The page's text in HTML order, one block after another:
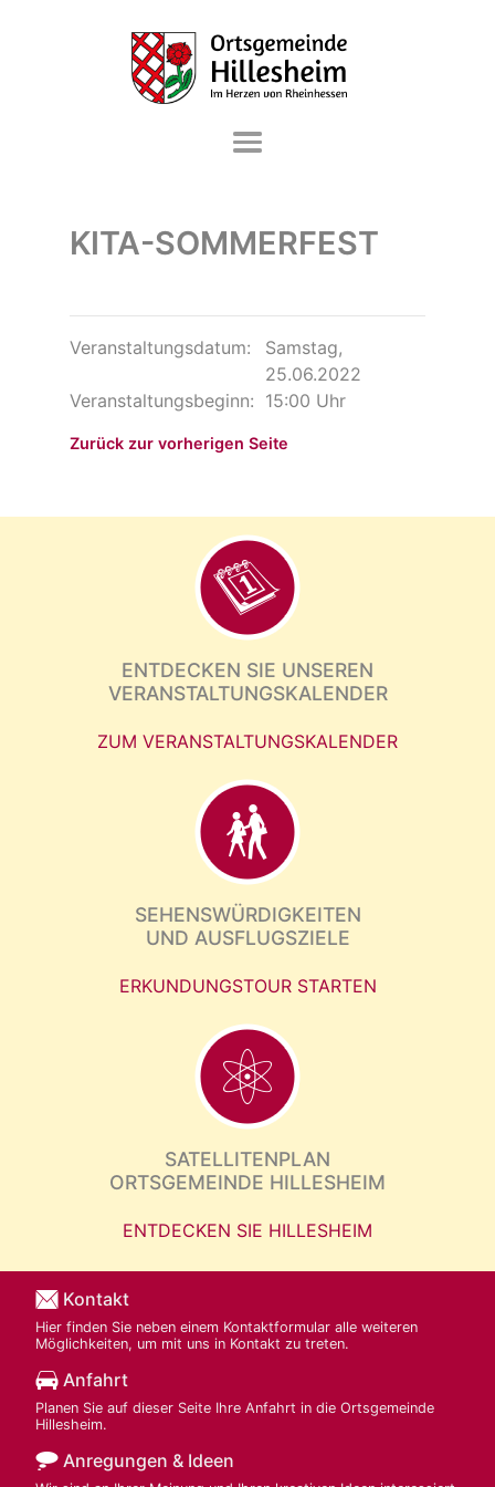
VERWALTUNG & SERVICE
FREIZEIT & KULTUR
KITA-SOMMERFEST
Veranstaltungsdatum:
Samstag,
25.06.2022
Veranstaltungsbeginn: 15:00 Uhr
Zurück zur vorherigen Seite
ENTDECKEN SIE UNSEREN
VERANSTALTUNGSKALENDER
ZUM VERANSTALTUNGSKALENDER
SEHENSWÜRDIGKEITEN
UND AUSFLUGSZIELE
ERKUNDUNGSTOUR STARTEN
SATELLITENPLAN
ORTSGEMEINDE HILLESHEIM
ENTDECKEN SIE HILLESHEIM
Kontakt
Hier finden Sie neben einem Kontaktformular alle weiteren
Möglichkeiten, um mit uns in Kontakt zu treten.
Anfahrt
Planen Sie auf dieser Seite Ihre Anfahrt in die Ortsgemeinde
Hillesheim.
Anregungen & Ideen